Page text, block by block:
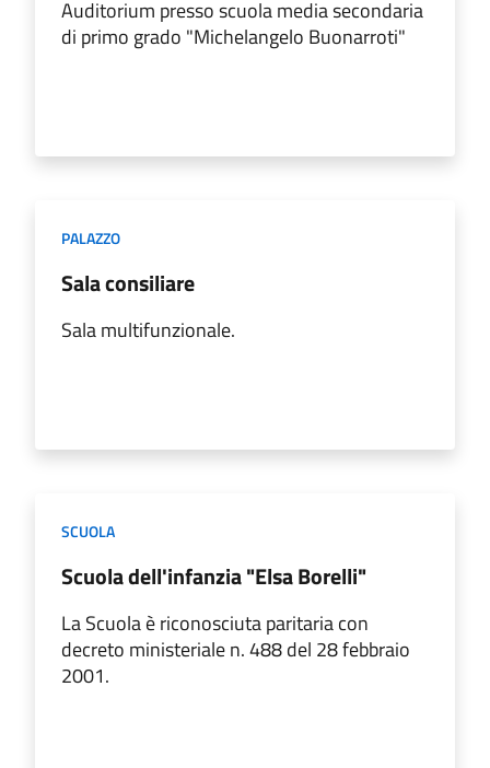
Auditorium presso scuola media secondaria
di primo grado "Michelangelo Buonarroti"
PALAZZO
Sala consiliare
Sala multifunzionale.
SCUOLA
Scuola dell'infanzia "Elsa Borelli"
La Scuola è riconosciuta paritaria con
decreto ministeriale n. 488 del 28 febbraio
2001.